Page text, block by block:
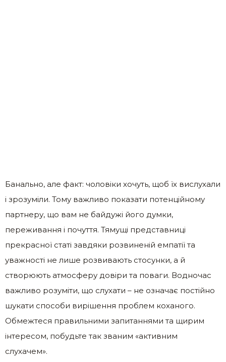
Банально, але факт: чоловіки хочуть, щоб їх вислухали
і зрозуміли. Тому важливо показати потенційному
партнеру, що вам не байдужі його думки,
переживання і почуття. Тямущі представниці
прекрасної статі завдяки розвиненій емпатії та
уважності не лише розвивають стосунки, а й
створюють атмосферу довіри та поваги. Водночас
важливо розуміти, що слухати – не означає постійно
шукати способи вирішення проблем коханого.
Обмежтеся правильними запитаннями та щирим
інтересом, побудьте так званим «активним
слухачем».